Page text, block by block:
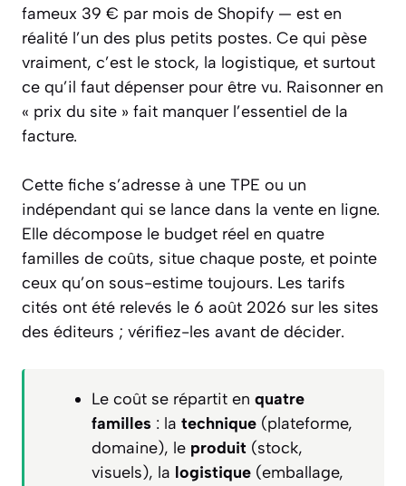
fameux 39 € par mois de Shopify — est en
réalité l’un des plus petits postes. Ce qui pèse
vraiment, c’est le stock, la logistique, et surtout
ce qu’il faut dépenser pour être vu. Raisonner en
« prix du site » fait manquer l’essentiel de la
facture.
Cette fiche s’adresse à une TPE ou un
indépendant qui se lance dans la vente en ligne.
Elle décompose le budget réel en quatre
familles de coûts, situe chaque poste, et pointe
ceux qu’on sous-estime toujours. Les tarifs
cités ont été relevés le 6 août 2026 sur les sites
des éditeurs ; vérifiez-les avant de décider.
Le coût se répartit en quatre
familles : la technique (plateforme,
domaine), le produit (stock,
visuels), la logistique (emballage,